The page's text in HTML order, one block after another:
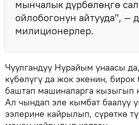
мынчалык дүрбөлөңгө
ойлобогонун айтууда", —
милиционерлер.
Чуулгандуу Нурайым унаасы
күбөлүгү да жок экенин, бирок
баштап машиналарга кызыгып
Ал чындап эле кымбат баалуу
ээлерине кайрылып, сүрөткө